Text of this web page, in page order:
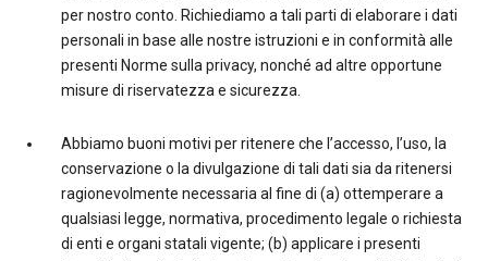
per nostro conto. Richiediamo a tali parti di elaborare i dati
personali in base alle nostre istruzioni e in conformità alle
presenti Norme sulla privacy, nonché ad altre opportune
misure di riservatezza e sicurezza.
Abbiamo buoni motivi per ritenere che l’accesso, l’uso, la
conservazione o la divulgazione di tali dati sia da ritenersi
ragionevolmente necessaria al fine di (a) ottemperare a
qualsiasi legge, normativa, procedimento legale o richiesta
di enti e organi statali vigente; (b) applicare i presenti